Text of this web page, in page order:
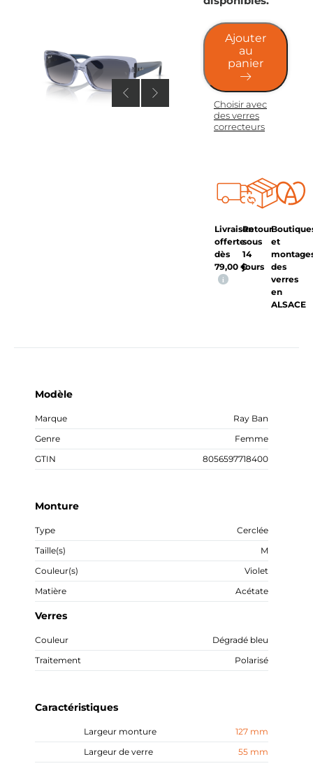
Ajouter
au
panier
Choisir avec
des verres
correcteurs
Livraison
offerte
dès
79,00 €
i
Retour
sous
14
jours
et
des
verres
en
ALSACE
Modèle
Marque
Ray Ban
Genre
Femme
GTIN
8056597718400
Monture
Type
Cerclée
Taille(s)
M
Couleur(s)
Violet
Matière
Acétate
Verres
Couleur
Dégradé bleu
Traitement
Polarisé
Caractéristiques
Largeur monture
127 mm
Largeur de verre
55 mm